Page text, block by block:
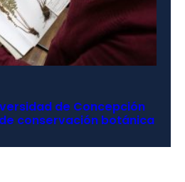
de Concepción
conservación botánica